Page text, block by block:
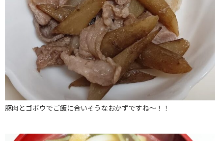
豚肉とゴボウでご飯に合いそうなおかずですね～！！